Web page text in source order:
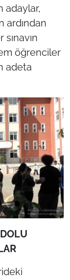
adaylar,
ardından
öğrenciler
adeta